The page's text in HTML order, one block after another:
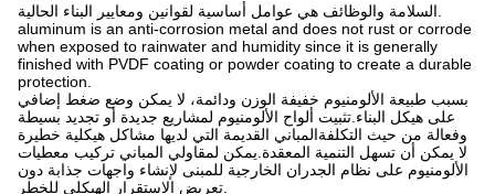
السلامة والوظائف هي عوامل أساسية لقوانين ومعايير البناء الحالية.
aluminum is an anti-corrosion metal and does not rust or corrode
when exposed to rainwater and humidity since it is generally
finished with PVDF coating or powder coating to create a durable
protection.
بسبب طبيعة الألومنيوم خفيفة الوزن ودائمة، لا يمكن وضع ضغط إضافي
على هيكل البناء.تثبيت ألواح الألومنيوم لمشاريع جديدة أو تجديد بسيطة
وفعالة من حيث التكلفةالمباني القديمة التي لديها مشاكل هيكلية خطيرة
لا يمكن أن تسهل التنمية المعقدة.يمكن لمقاولي المباني تركيب معطيات
الألومنيوم على نظام الجدران الخارجية للمبنى لإنشاء واجهات جذابة دون